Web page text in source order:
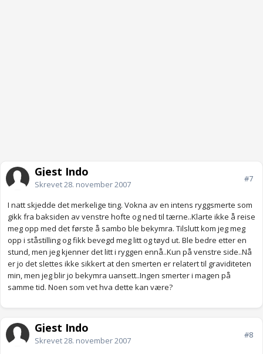
Gjest Indo
Skrevet28. november 2007
#7
I natt skjedde det merkelige ting. Vokna av en intens ryggsmerte som
gikk fra baksiden av venstre hofte og ned til tærne..Klarte ikke å reise
meg opp med det første å sambo ble bekymra. Tilslutt kom jeg meg
opp i ståstilling og fikk bevegd meg litt og tøyd ut. Ble bedre etter en
stund, men jeg kjenner det litt i ryggen ennå..Kun på venstre side..Nå
er jo det slettes ikke sikkert at den smerten er relatert til graviditeten
min, men jeg blir jo bekymra uansett..Ingen smerter i magen på
samme tid. Noen som vet hva dette kan være?
Gjest Indo
Skrevet28. november 2007
#8